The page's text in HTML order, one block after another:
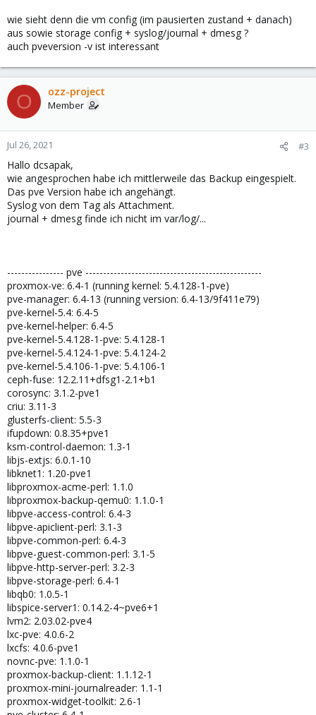
wie sieht denn die vm config (im pausierten zustand + danach)
aus sowie storage config + syslog/journal + dmesg ?
auch pveversion -v ist interessant
O ozz-project
Member
Jul 26, 2021 #3
Hallo dcsapak,
wie angesprochen habe ich mittlerweile das Backup eingespielt.
Das pve Version habe ich angehängt.
Syslog von dem Tag als Attachment.
journal + dmesg finde ich nicht im var/log/...
---------------- pve --------------------------------------------------
proxmox-ve: 6.4-1 (running kernel: 5.4.128-1-pve)
pve-manager: 6.4-13 (running version: 6.4-13/9f411e79)
pve-kernel-5.4: 6.4-5
pve-kernel-helper: 6.4-5
pve-kernel-5.4.128-1-pve: 5.4.128-1
pve-kernel-5.4.124-1-pve: 5.4.124-2
pve-kernel-5.4.106-1-pve: 5.4.106-1
ceph-fuse: 12.2.11+dfsg1-2.1+b1
corosync: 3.1.2-pve1
criu: 3.11-3
glusterfs-client: 5.5-3
ifupdown: 0.8.35+pve1
ksm-control-daemon: 1.3-1
libjs-extjs: 6.0.1-10
libknet1: 1.20-pve1
libproxmox-acme-perl: 1.1.0
libproxmox-backup-qemu0: 1.1.0-1
libpve-access-control: 6.4-3
libpve-apiclient-perl: 3.1-3
libpve-common-perl: 6.4-3
libpve-guest-common-perl: 3.1-5
libpve-http-server-perl: 3.2-3
libpve-storage-perl: 6.4-1
libqb0: 1.0.5-1
libspice-server1: 0.14.2-4~pve6+1
lvm2: 2.03.02-pve4
lxc-pve: 4.0.6-2
lxcfs: 4.0.6-pve1
novnc-pve: 1.1.0-1
proxmox-backup-client: 1.1.12-1
proxmox-mini-journalreader: 1.1-1
proxmox-widget-toolkit: 2.6-1